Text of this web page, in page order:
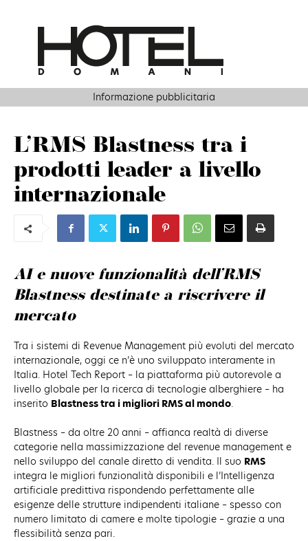
Informazione pubblicitaria
L’RMS Blastness tra i
prodotti leader a livello
internazionale
AI e nuove funzionalità dell’RMS
Blastness destinate a riscrivere il
mercato
Tra i sistemi di Revenue Management più evoluti del mercato
internazionale, oggi ce n’è uno sviluppato interamente in
Italia. Hotel Tech Report – la piattaforma più autorevole a
livello globale per la ricerca di tecnologie alberghiere – ha
inserito Blastness tra i migliori RMS al mondo.
Blastness – da oltre 20 anni – affianca realtà di diverse
categorie nella massimizzazione del revenue management e
nello sviluppo del canale diretto di vendita. Il suo RMS
integra le migliori funzionalità disponibili e l’Intelligenza
artificiale predittiva rispondendo perfettamente alle
esigenze delle strutture indipendenti italiane – spesso con
numero limitato di camere e molte tipologie – grazie a una
flessibilità senza pari.